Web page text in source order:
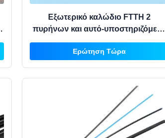
Εξωτερικό καλώδιο FTTH 2
πυρήνων και αυτό-υποστηριζόμενη
οπτική ίνα τύπου τόξου
Ερώτηση Τώρα